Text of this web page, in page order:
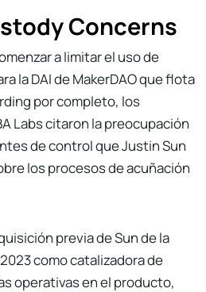
Concerns
a limitar el uso de
la DAI de MakerDAO que flota
por completo, los
Labs citaron la preocupación
de control que Justin Sun
los procesos de acuñación
previa de Sun de la
como catalizadora de
operativas en el producto,